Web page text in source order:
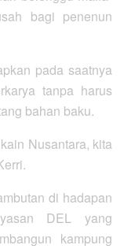
bagi penenun
pada saatnya
tanpa harus
bahan baku.
Nusantara, kita
di hadapan
DEL yang
kampung